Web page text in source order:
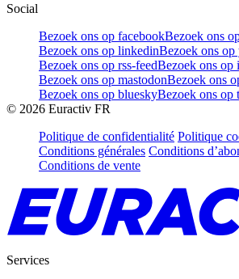
Social
Bezoek ons op facebookBezoek ons
Bezoek ons op linkedinBezoek ons op
Bezoek ons op rss-feedBezoek ons op
Bezoek ons op mastodonBezoek ons
Bezoek ons op blueskyBezoek ons op
© 2026 Euractiv FR
Politique de confidentialité Politique
Conditions générales Conditions
Conditions de vente
Services